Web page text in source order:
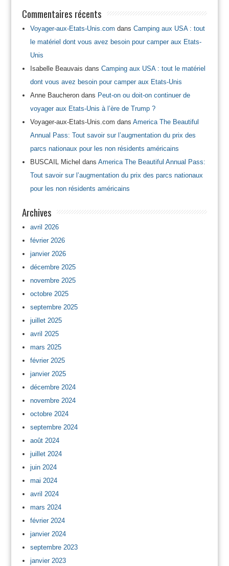
Commentaires récents
Voyager-aux-Etats-Unis.com dans Camping aux USA : tout
le matériel dont vous avez besoin pour camper aux Etats-
Unis
Isabelle Beauvais dans Camping aux USA : tout le matériel
dont vous avez besoin pour camper aux Etats-Unis
Anne Baucherondans Peut-on ou doit-on continuer de
voyager aux Etats-Unis à l’ère de Trump ?
Voyager-aux-Etats-Unis.com dans America The Beautiful
Annual Pass: Tout savoir sur l’augmentation du prix des
parcs nationaux pour les non résidents américains
BUSCAIL Michel dans America The Beautiful Annual Pass:
Tout savoir sur l’augmentation du prix des parcs nationaux
pour les non résidents américains
Archives
avril 2026
février 2026
janvier 2026
décembre 2025
novembre 2025
octobre 2025
septembre 2025
juillet 2025
avril 2025
mars 2025
février 2025
janvier 2025
décembre 2024
novembre 2024
octobre 2024
septembre 2024
août 2024
juillet 2024
juin 2024
mai 2024
avril 2024
mars 2024
février 2024
janvier 2024
septembre 2023
janvier 2023